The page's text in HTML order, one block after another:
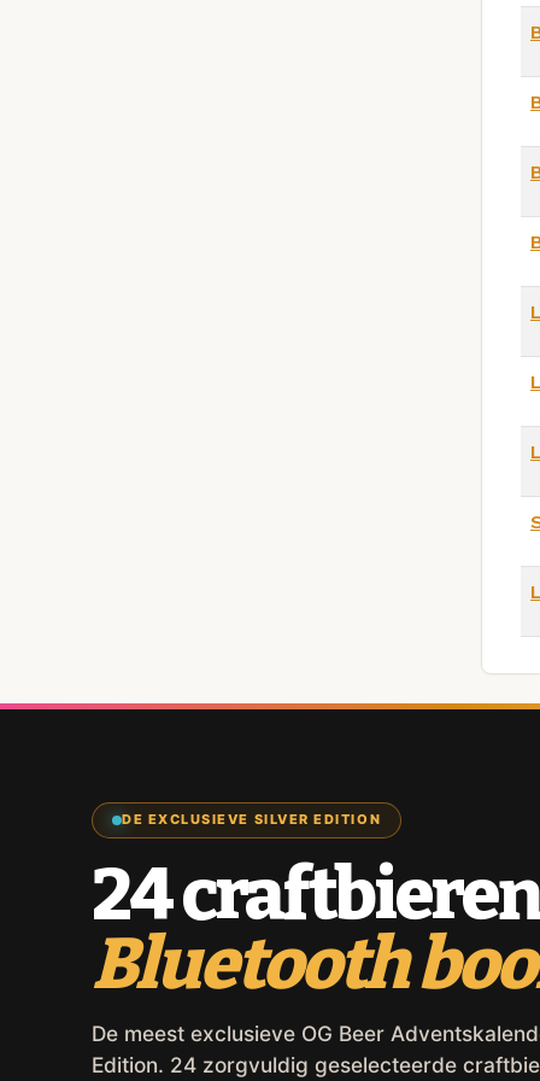
DE EXCLUSIEVE SILVER EDITION
24
Bluetooth
De meest exclusieve OG Beer
Edition. 24 zorgvuldig geselecteerde